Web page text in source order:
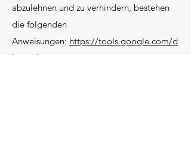
abzulehnen und zu verhindern, bestehen
die folgenden
Anweisungen: https://tools.google.com/d
lpage/gaoptout.